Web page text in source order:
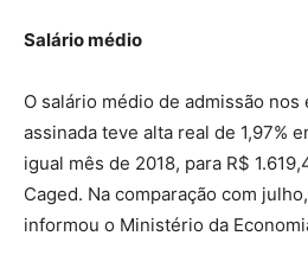
Salário médio
O salário médio de admissão
assinada teve alta real de 1,97%
igual mês de 2018, para R$
Caged. Na comparação com
informou o Ministério da